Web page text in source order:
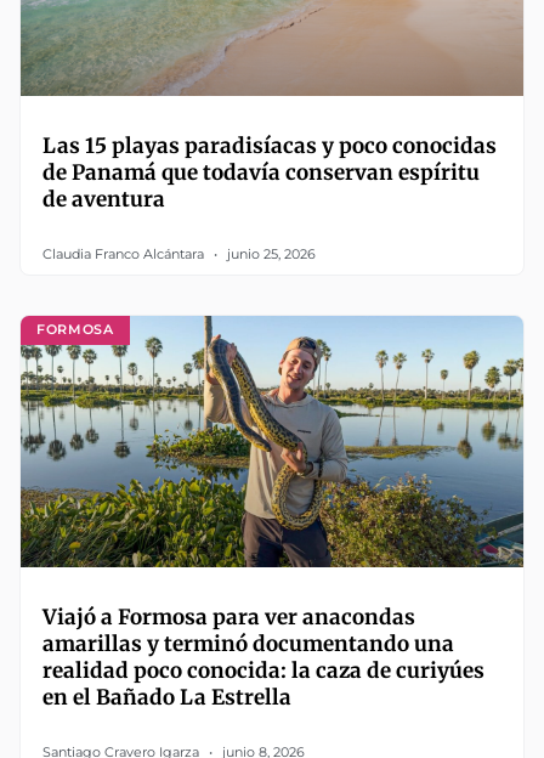
Las 15 playas paradisíacas y poco conocidas
de Panamá que todavía conservan espíritu
de aventura
Claudia Franco Alcántara junio 25, 2026
FORMOSA
Viajó a Formosa para ver anacondas
amarillas y terminó documentando una
realidad poco conocida: la caza de curiyúes
en el Bañado La Estrella
Santiago Cravero Igarza junio 8, 2026